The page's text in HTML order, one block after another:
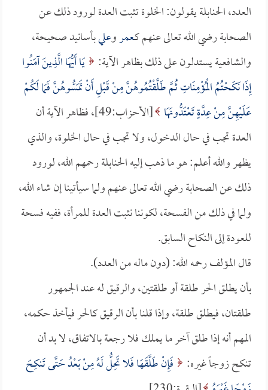
العدد، الحنابلة يقولون: الخلوة تثبت العدة لورود ذلك عن
الصحابة رضي الله تعالى عنهم كـعمروعليبأسانيد صحيحة،
والشافعية يستدلون على ذلك بظاهر الآية: يَا أَيُّهَا الَّذِينَ آمَنُوا
إِذَا نَكَحْتُمُ الْمُؤْمِنَاتِ ثُمَّ طَلَّقْتُمُوهُنَّ مِنْ قَبْلِ أَنْ تَمَسُّوهُنَّ فَمَا لَكُمْ
عَلَيْهِنَّ مِنْ عِدَّةٍ تَعْتَدُّونَهَا
[الأحزاب:49]، فظاهر الآية أن
العدة تجب في حال الدخول، ولا تجب في حال الخلوة، والذي
يظهر والله أعلم: هو ما ذهب إليه الحنابلة رحمهم الله، لورود
ذلك عن الصحابة رضي الله تعالى عنهم ولما سيأتينا إن شاء الله،
ولما في ذلك من الفسحة، لكوننا نثبت العدة للمرأة، ففيه فسحة
للعودة إلى النكاح السابق.
قال المؤلف رحمه الله: (دون ماله من العدد).
بأن يطلق الحر طلقة أو طلقتين، والرقيق له عند الجمهور
طلقتان، فيطلق طلقة، وإذا قلنا بأن الرقيق كالحر فيأخذ حكمه،
المهم أنه إذا طلق آخر ما يملك فلا رجعة بالاتفاق، لا بد أن
تنكح زوجاً غيره:
فَإِنْ طَلَّقَهَا فَلا تَحِلُّ لَهُ مِنْ بَعْدُ حَتَّى تَنكِحَ